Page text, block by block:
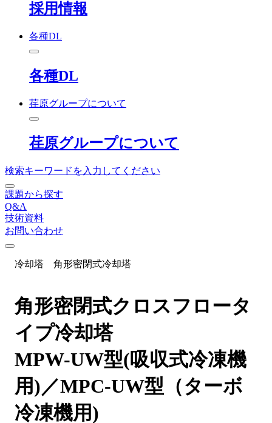
採用情報
各種DL
各種DL
荏原グループについて
荏原グループについて
検索キーワードを入力してください
課題から探す
Q&A
技術資料
お問い合わせ
冷却塔 角形密閉式冷却塔
角形密閉式クロスフロータ
イプ冷却塔
MPW-UW型(吸収式冷凍機
用)／MPC-UW型（ターボ
冷凍機用)